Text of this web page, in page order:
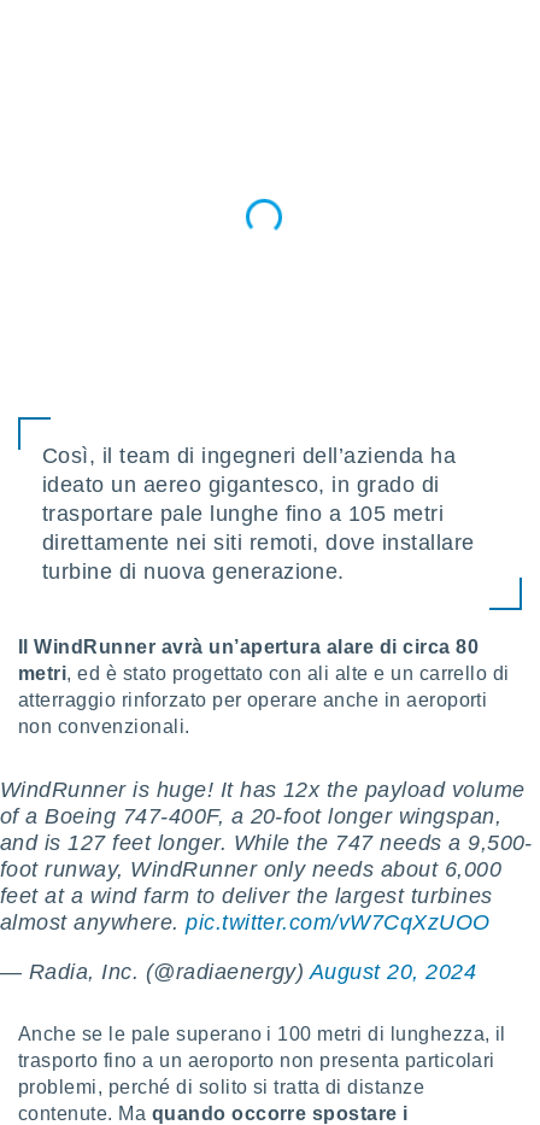
la
creare
profili
per
profili
degli
dei
di
e
Così, il team di ingegneri dell’azienda ha
ideato un aereo gigantesco, in grado di
trasportare pale lunghe fino a 105 metri
direttamente nei siti remoti, dove installare
turbine di nuova generazione.
Il WindRunner avrà un’apertura alare di circa 80
metri, ed è stato progettato con ali alte e un carrello di
atterraggio rinforzato per operare anche in aeroporti
non convenzionali.
WindRunner is huge! It has 12x the payload volume
of a Boeing 747-400F, a 20-foot longer wingspan,
and is 127 feet longer. While the 747 needs a 9,500-
foot runway, WindRunner only needs about 6,000
feet at a wind farm to deliver the largest turbines
almost anywhere.pic.twitter.com/vW7CqXzUOO
— Radia, Inc. (@radiaenergy)August 20, 2024
Anche se le pale superano i 100 metri di lunghezza, il
trasporto fino a un aeroporto non presenta particolari
problemi, perché di solito si tratta di distanze
contenute. Ma quando occorre spostare i